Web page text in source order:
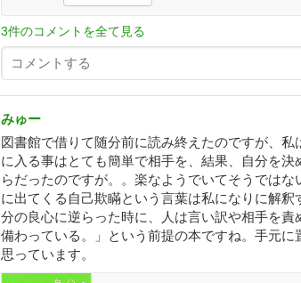
3件のコメントを全て見る
みゅー
図書館で借りて随分前に読み終えたのですが、
に入る事はとても簡単で相手を、結果、自分を
らだったのですが。。楽なようでいてそうでは
に出てくる自己欺瞞という言葉は私になりに解
分の良心に逆らった時に、人は言い訳や相手を
備わっている。」という前提の本ですね。手元
思っています。